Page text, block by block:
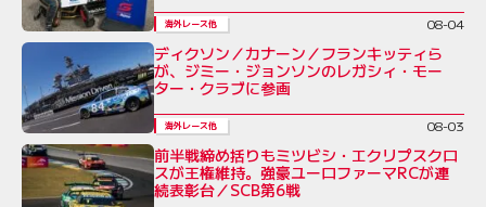
海外レース他 08-04
ディクソン／カナーン／フランキッティら
が、ジミー・ジョンソンのレガシィ・モー
ター・クラブに参画
海外レース他 08-03
前半戦締め括りもミツビシ・エクリプスクロ
スが王権維持。強豪ユーロファーマRCが連
続表彰台／SCB第6戦